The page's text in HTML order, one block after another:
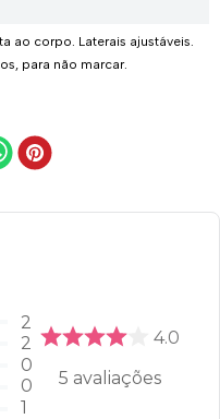
ao corpo. Laterais ajustáveis.
para não marcar.
2
2
0
0
1
4.0
5 avaliações